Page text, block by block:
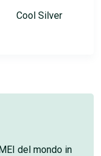
Cool Silver
del mondo in